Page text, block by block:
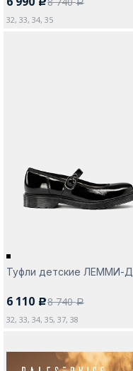
c
a
32, 33, 34, 35
Туфли детские ЛЕММИ-Д
6 110 c8 740a
32, 33, 34, 35, 37, 38